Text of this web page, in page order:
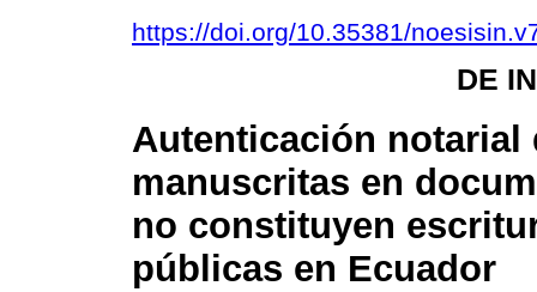
https://doi.org/10.35381/
DE
Autenticación notarial
manuscritas en
no constituyen
públicas en Ecuador